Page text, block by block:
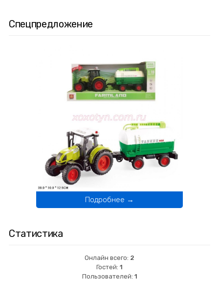
Спецпредложение
Подробнее →
Статистика
Онлайн всего: 2
Гостей: 1
Пользователей: 1